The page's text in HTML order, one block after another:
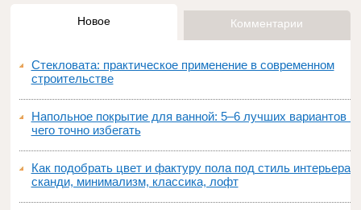
Новое Комментарии
Стекловата: практическое применение в современном
строительстве
Напольное покрытие для ванной: 5–6 лучших вариантов и
чего точно избегать
Как подобрать цвет и фактуру пола под стиль интерьера:
сканди, минимализм, классика, лофт